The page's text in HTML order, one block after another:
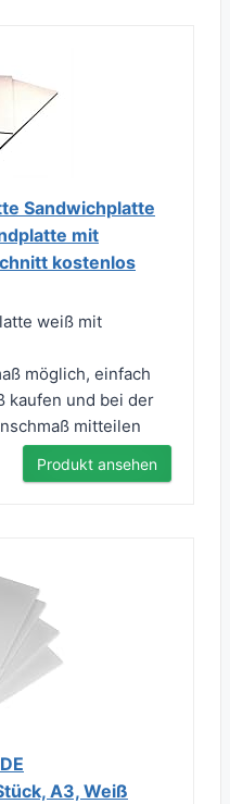
Sandwichplatte
mit
kostenlos
weiß mit
möglich, einfach
kaufen und bei der
mitteilen
Produkt ansehen
A3, Weiß